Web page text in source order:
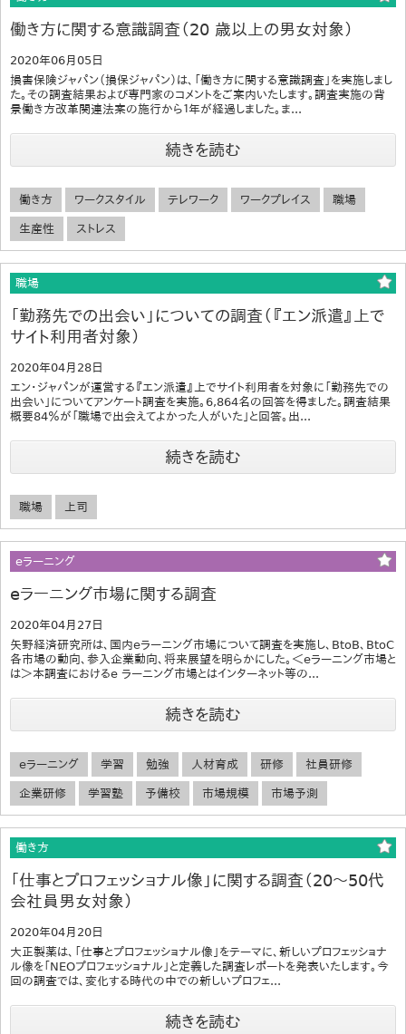
働き方に関する意識調査（20 歳以上の男女対象）
2020年06月05日
損害保険ジャパン（損保ジャパン）は、「働き方に関する意識調査」を実施しまし
た。その調査結果および専門家のコメントをご案内いたします。調査実施の背
景働き方改革関連法案の施行から１年が経過しました。ま...
続きを読む
働き方 ワークスタイル テレワーク ワークプレイス 職場
生産性 ストレス
職場
「勤務先での出会い」についての調査（『エン派遣』上で
サイト利用者対象）
2020年04月28日
エン・ジャパンが運営する『エン派遣』上でサイト利用者を対象に「勤務先での
出会い」についてアンケート調査を実施。6,864名の回答を得ました。調査結果
概要84％が「職場で出会えてよかった人がいた」と回答。出...
続きを読む
職場 上司
eラーニング
eラーニング市場に関する調査
2020年04月27日
矢野経済研究所は、国内eラーニング市場について調査を実施し、BtoB、BtoC
各市場の動向、参入企業動向、将来展望を明らかにした。＜eラーニング市場と
は＞本調査におけるe ラーニング市場とはインターネット等の...
続きを読む
eラーニング 学習 勉強 人材育成 研修 社員研修
企業研修 学習塾 予備校 市場規模 市場予測
働き方
「仕事とプロフェッショナル像」に関する調査（20～50代
会社員男女対象）
2020年04月20日
大正製薬は、「仕事とプロフェッショナル像」をテーマに、新しいプロフェッショナ
ル像を「NEOプロフェッショナル」と定義した調査レポートを発表いたします。今
回の調査では、変化する時代の中での新しいプロフェ...
続きを読む